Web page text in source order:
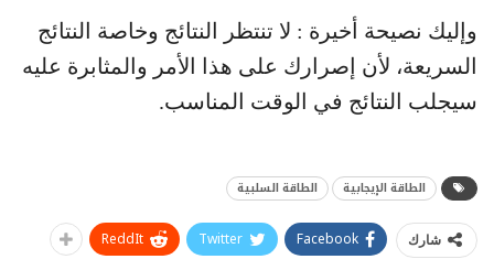
وإليك نصيحة أخيرة : لا تنتظر النتائج وخاصة النتائج
السريعة، لأن إصرارك على هذا الأمر والمثابرة عليه
سيجلب النتائج في الوقت المناسب.
الطاقة الإيجابية الطاقة السلبية
شارك Facebook
Twitter
ReddIt